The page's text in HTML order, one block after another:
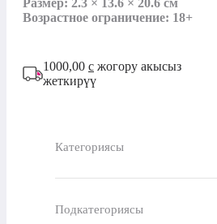
Размер: 2.3 × 13.6 × 20.6 см
Возрастное ограничение: 18+
1000,00 с жогору акысыз
жеткирүү
Категориясы
Подкатегориясы